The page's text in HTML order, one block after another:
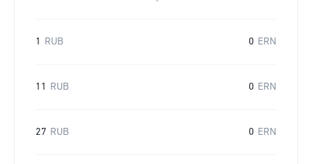
1 RUB 0 ERN
11 RUB 0 ERN
27 RUB 0 ERN